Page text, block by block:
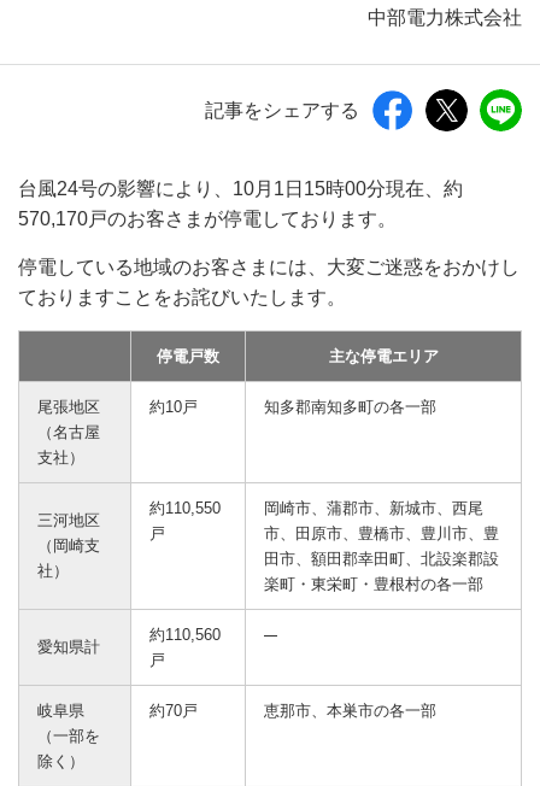
中部電力株式会社
記事をシェアする
台風24号の影響により、10月1日15時00分現在、約
570,170戸のお客さまが停電しております。
停電している地域のお客さまには、大変ご迷惑をおかけし
ておりますことをお詫びいたします。
停電戸数 主な停電エリア
尾張地区
（名古屋
支社）
約10戸 知多郡南知多町の各一部
三河地区
（岡崎支
社）
約110,550
戸
岡崎市、蒲郡市、新城市、西尾
市、田原市、豊橋市、豊川市、豊
田市、額田郡幸田町、北設楽郡設
楽町・東栄町・豊根村の各一部
愛知県計
約110,560
戸
岐阜県
（一部を
除く）
約70戸 恵那市、本巣市の各一部